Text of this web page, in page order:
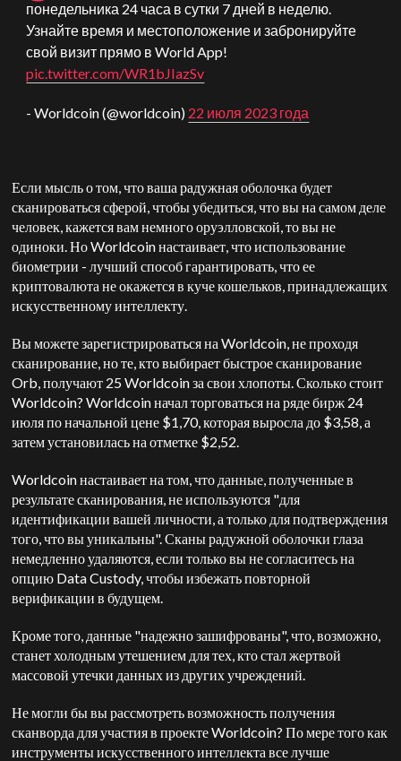
понедельника 24 часа в сутки 7 дней в неделю.
Узнайте время и местоположение и забронируйте
свой визит прямо в World App!
pic.twitter.com/WR1bJIazSv
- Worldcoin (@worldcoin) 22 июля 2023 года
Если мысль о том, что ваша радужная оболочка будет
сканироваться сферой, чтобы убедиться, что вы на самом деле
человек, кажется вам немного оруэлловской, то вы не
одиноки. Но Worldcoin настаивает, что использование
биометрии - лучший способ гарантировать, что ее
криптовалюта не окажется в куче кошельков, принадлежащих
искусственному интеллекту.
Вы можете зарегистрироваться на Worldcoin, не проходя
сканирование, но те, кто выбирает быстрое сканирование
Orb, получают 25 Worldcoin за свои хлопоты. Сколько стоит
Worldcoin? Worldcoin начал торговаться на ряде бирж 24
июля по начальной цене $1,70, которая выросла до $3,58, а
затем установилась на отметке $2,52.
Worldcoin настаивает на том, что данные, полученные в
результате сканирования, не используются "для
идентификации вашей личности, а только для подтверждения
того, что вы уникальны". Сканы радужной оболочки глаза
немедленно удаляются, если только вы не согласитесь на
опцию Data Custody, чтобы избежать повторной
верификации в будущем.
Кроме того, данные "надежно зашифрованы", что, возможно,
станет холодным утешением для тех, кто стал жертвой
массовой утечки данных из других учреждений.
Не могли бы вы рассмотреть возможность получения
сканворда для участия в проекте Worldcoin? По мере того как
инструменты искусственного интеллекта все лучше